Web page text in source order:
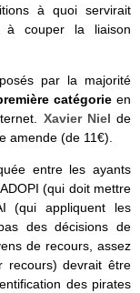
à quoi servirait
à couper la liaison
par la majorité
catégorieen
Xavier Niel de
amende (de 11€).
entre les ayants
(qui doit mettre
(qui appliquent les
des décisions de
de recours, assez
recours) devrait être
des pirates